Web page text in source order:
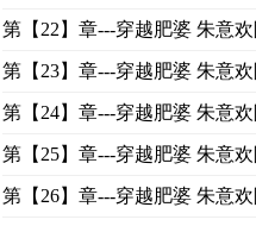
第【22】章---穿越肥婆 朱意
第【23】章---穿越肥婆 朱意
第【24】章---穿越肥婆 朱意
第【25】章---穿越肥婆 朱意
第【26】章---穿越肥婆 朱意